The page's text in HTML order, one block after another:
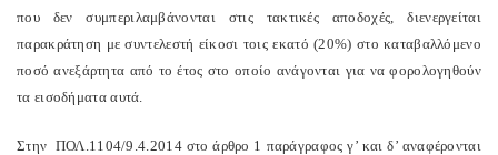
που δεν συμπεριλαμβάνονται στις τακτικές αποδοχές, διενεργείται
παρακράτηση με συντελεστή είκοσι τοις εκατό (20%) στο καταβαλλόμενο
ποσό ανεξάρτητα από το έτος στο οποίο ανάγονται για να φορολογηθούν
τα εισοδήματα αυτά.
Στην ΠΟΛ.1104/9.4.2014 στο άρθρο 1 παράγραφος γ’ και δ’ αναφέρονται